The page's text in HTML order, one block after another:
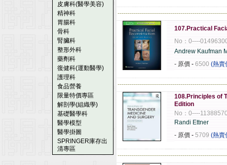
皮膚科(醫學美容)
精神科
胃腸科
骨科
腎臟科
整形外科
藥劑科
復健科(運動醫學)
護理科
食品營養
限量特價專區
解剖學(組織學)
基礎醫學科
醫學模型
醫學掛圖
SPRINGER庫存出
清專區
107.Practical
No：0----
Andrew Kaufman
- 原價 - 6500 (熱賣
108.Principles of
Edition
No：0----
Randi Ettner
- 原價 - 5709 (熱賣